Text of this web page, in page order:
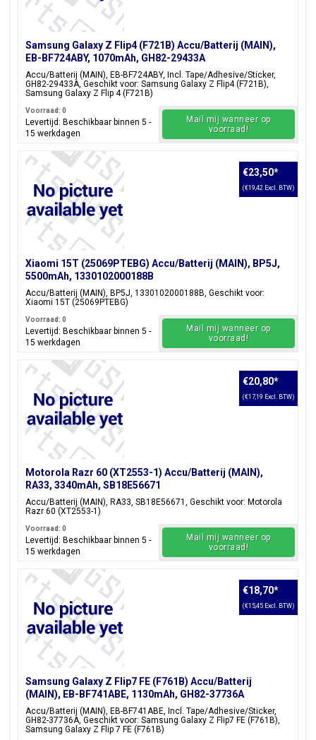
Samsung Galaxy Z Flip4 (F721B) Accu/Batterij (MAIN),
EB-BF724ABY, 1070mAh, GH82-29433A
Accu/Batterij (MAIN), EB-BF724ABY, Incl. Tape/Adhesive/Sticker,
GH82-29433A, Geschikt voor: Samsung Galaxy Z Flip4 (F721B),
Samsung Galaxy Z Flip 4 (F721B)
Voorraad: 0
Levertijd: Beschikbaar binnen 5 -
15 werkdagen
Mail mij wanneer op
voorraad!
Xiaomi 15T (25069PTEBG) Accu/Batterij (MAIN), BP5J,
5500mAh, 1330102000188B
Accu/Batterij (MAIN), BP5J, 1330102000188B, Geschikt voor:
Xiaomi 15T (25069PTEBG)
€23,50*
(€19,42 Excl. BTW)
Voorraad: 0
Levertijd: Beschikbaar binnen 5 -
15 werkdagen
Mail mij wanneer op
voorraad!
Motorola Razr 60 (XT2553-1) Accu/Batterij (MAIN),
RA33, 3340mAh, SB18E56671
Accu/Batterij (MAIN), RA33, SB18E56671, Geschikt voor: Motorola
Razr 60 (XT2553-1)
€20,80*
(€17,19 Excl. BTW)
Voorraad: 0
Levertijd: Beschikbaar binnen 5 -
15 werkdagen
Mail mij wanneer op
voorraad!
Samsung Galaxy Z Flip7 FE (F761B) Accu/Batterij
(MAIN), EB-BF741ABE, 1130mAh, GH82-37736A
Accu/Batterij (MAIN), EB-BF741ABE, Incl. Tape/Adhesive/Sticker,
GH82-37736A, Geschikt voor: Samsung Galaxy Z Flip7 FE (F761B),
Samsung Galaxy Z Flip 7 FE (F761B)
€18,70*
(€15,45 Excl. BTW)